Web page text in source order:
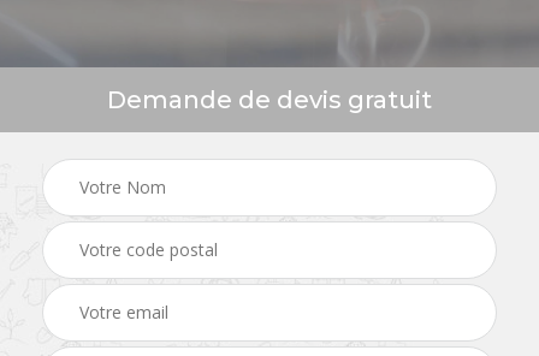
Demande de devis gratuit